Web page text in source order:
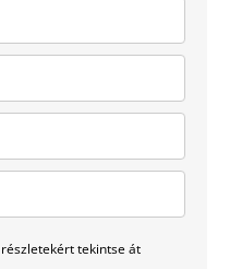
tekintse át